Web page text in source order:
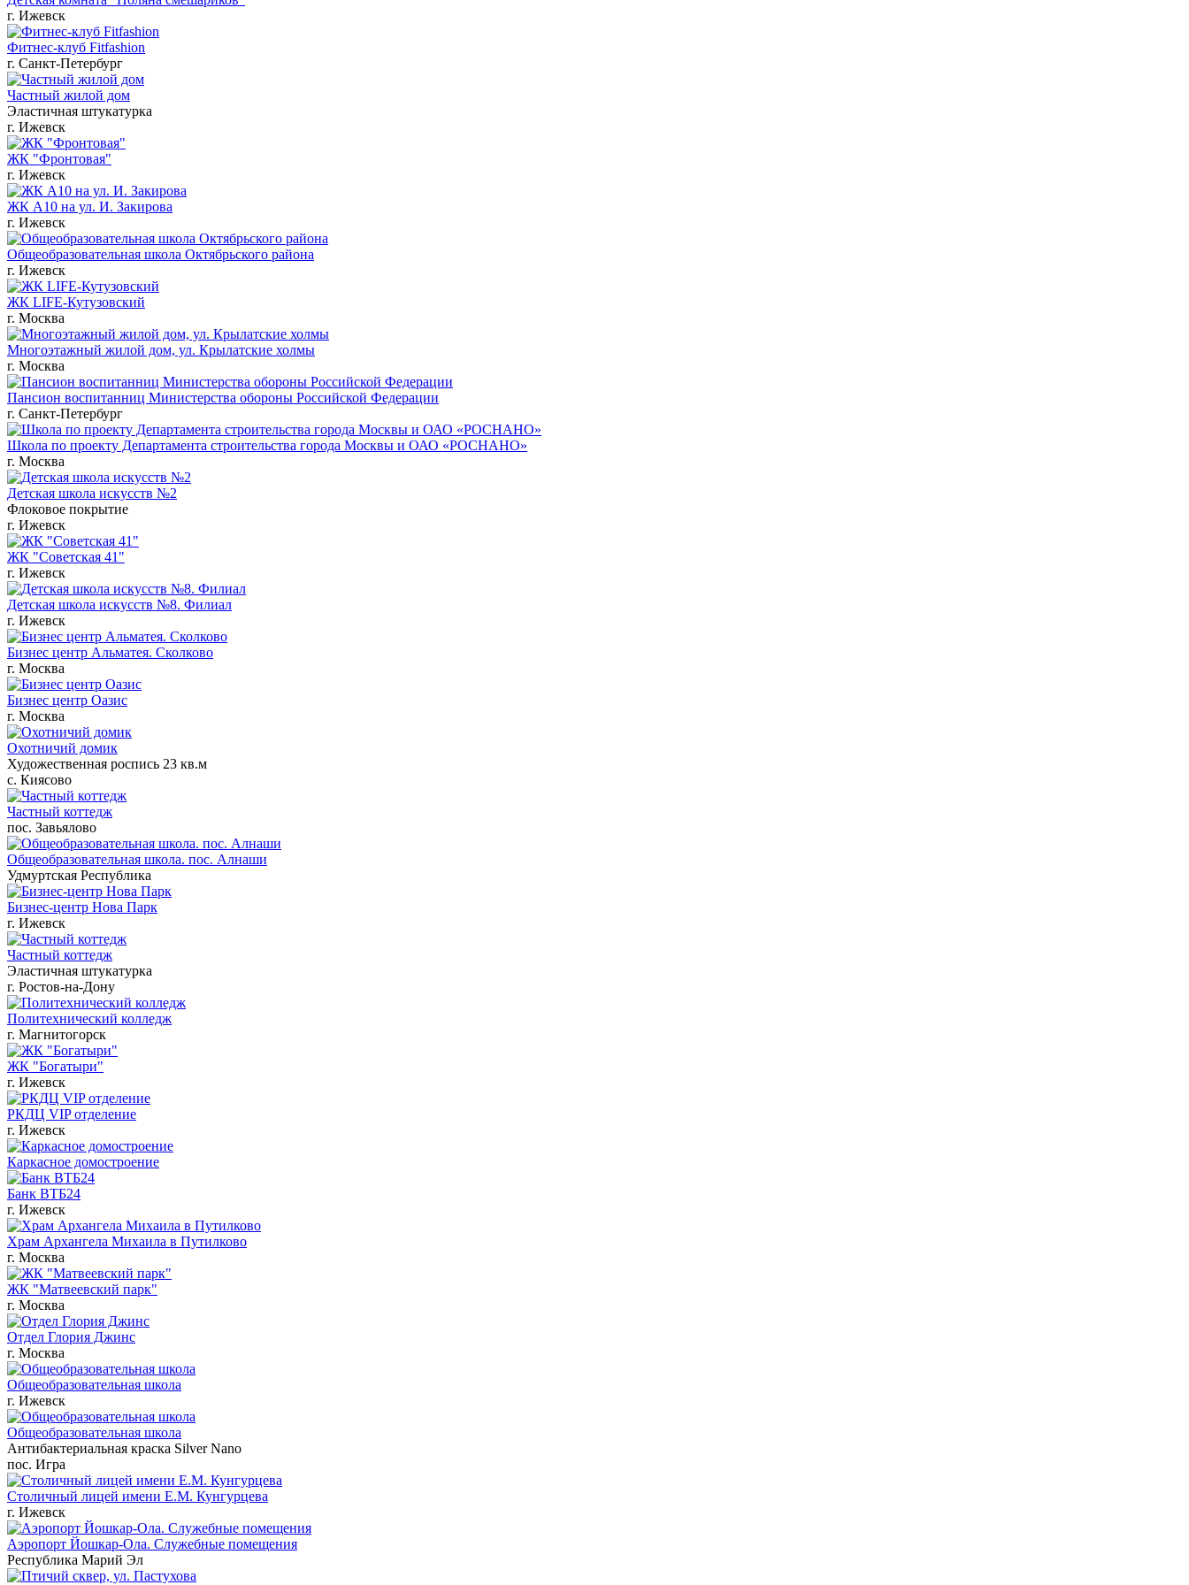
г. Ижевск
Фитнес-клуб Fitfashion
г. Санкт-Петербург
Частный жилой дом
Эластичная штукатурка
г. Ижевск
ЖК "Фронтовая"
г. Ижевск
ЖК А10 на ул. И. Закирова
г. Ижевск
Общеобразовательная школа Октябрьского района
г. Ижевск
ЖК LIFE-Кутузовский
г. Москва
Многоэтажный жилой дом, ул. Крылатские холмы
г. Москва
Пансион воспитанниц Министерства обороны Российской Федерации
г. Санкт-Петербург
Школа по проекту Департамента строительства города Москвы и ОАО «РОСНАНО»
г. Москва
Детская школа искусств №2
Флоковое покрытие
г. Ижевск
ЖК "Советская 41"
г. Ижевск
Детская школа искусств №8. Филиал
г. Ижевск
Бизнес центр Альматея. Сколково
г. Москва
Бизнес центр Оазис
г. Москва
Охотничий домик
Художественная роспись 23 кв.м
с. Киясово
Частный коттедж
пос. Завьялово
Общеобразовательная школа. пос. Алнаши
Удмуртская Республика
Бизнес-центр Нова Парк
г. Ижевск
Частный коттедж
Эластичная штукатурка
г. Ростов-на-Дону
Политехнический колледж
г. Магнитогорск
ЖК "Богатыри"
г. Ижевск
РКДЦ VIP отделение
г. Ижевск
Каркасное домостроение
Банк ВТБ24
г. Ижевск
Храм Архангела Михаила в Путилково
г. Москва
ЖК "Матвеевский парк"
г. Москва
Отдел Глория Джинс
г. Москва
Общеобразовательная школа
г. Ижевск
Общеобразовательная школа
Антибактериальная краска Silver Nano
пос. Игра
Столичный лицей имени Е.М. Кунгурцева
г. Ижевск
Аэропорт Йошкар-Ола. Служебные помещения
Республика Марий Эл